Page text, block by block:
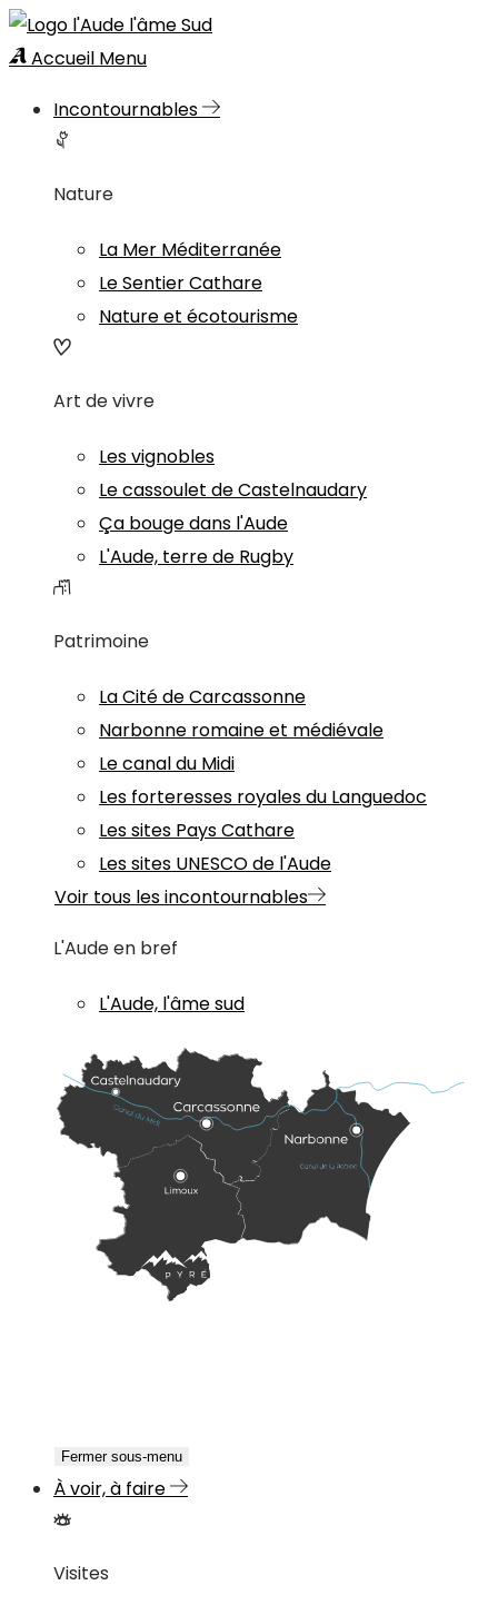
Accueil Menu
Incontournables
Nature
La Mer Méditerranée
Le Sentier Cathare
Nature et écotourisme
Art de vivre
Les vignobles
Le cassoulet de Castelnaudary
Ça bouge dans l'Aude
L'Aude, terre de Rugby
Patrimoine
La Cité de Carcassonne
Narbonne romaine et médiévale
Le canal du Midi
Les forteresses royales du Languedoc
Les sites Pays Cathare
Les sites UNESCO de l'Aude
Voir tous les incontournables
L'Aude en bref
L'Aude, l'âme sud
Fermer sous-menu
À voir, à faire
Visites